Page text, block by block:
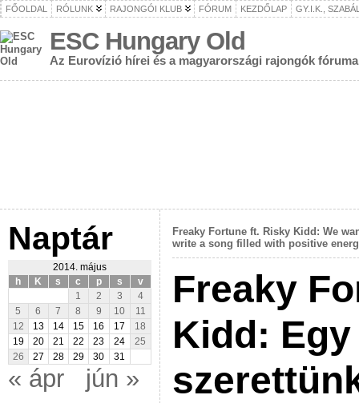
FŐOLDAL RÓLUNK RAJONGÓI KLUB FÓRUM KEZDŐLAP GY.I.K.,
ESC Hungary Old
Az Eurovízió hírei és a magyarországi rajongók fóruma
Naptár
2014. május
h
K s c p s
v
1
2 3
4
5
6 7 8 9 10
11
12
13 14 15 16 17
18
19
20 21 22 23 24
25
26
27 28 29 30 31
« ápr jún »
Freaky Fortune ft. Risky Kidd: We
write a song filled with positive
Freaky
Kidd: